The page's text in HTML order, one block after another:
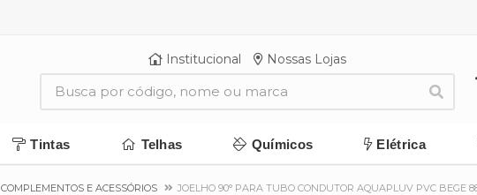
Institucional Nossas Lojas
Tintas Telhas Químicos Elétrica
COMPLEMENTOS E ACESSÓRIOS JOELHO 90° PARA TUBO CONDUTOR AQUAPLUV PVC BEGE